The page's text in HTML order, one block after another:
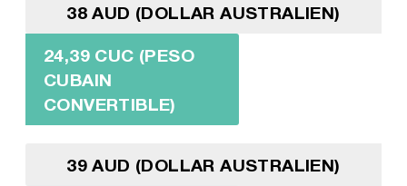
38 AUD (DOLLAR AUSTRALIEN)
24,39 CUC (PESO
CUBAIN
CONVERTIBLE)
39 AUD (DOLLAR AUSTRALIEN)